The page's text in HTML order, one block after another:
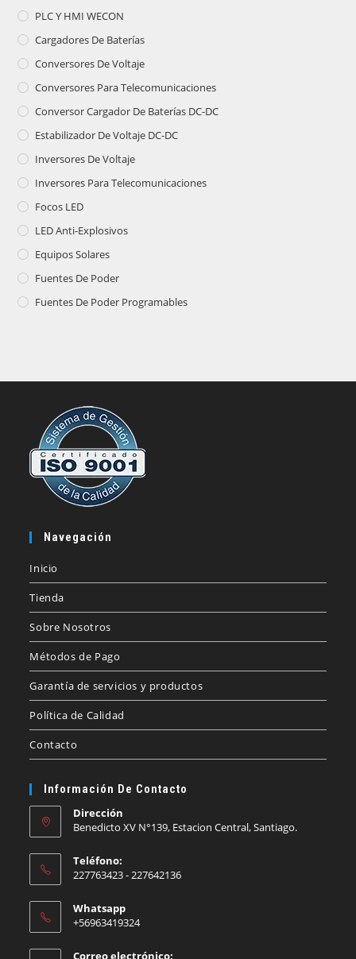
PLC Y HMI WECON
Cargadores De Baterías
Conversores De Voltaje
Conversores Para Telecomunicaciones
Conversor Cargador De Baterías DC-DC
Estabilizador De Voltaje DC-DC
Inversores De Voltaje
Inversores Para Telecomunicaciones
Focos LED
LED Anti-Explosivos
Equipos Solares
Fuentes De Poder
Fuentes De Poder Programables
Navegación
Inicio
Tienda
Sobre Nosotros
Métodos de Pago
Garantía de servicios y productos
Política de Calidad
Contacto
Información De Contacto
Dirección
Benedicto XV N°139, Estacion Central, Santiago.
Teléfono:
227763423 - 227642136
Whatsapp
+56963419324
Correo electrónico: